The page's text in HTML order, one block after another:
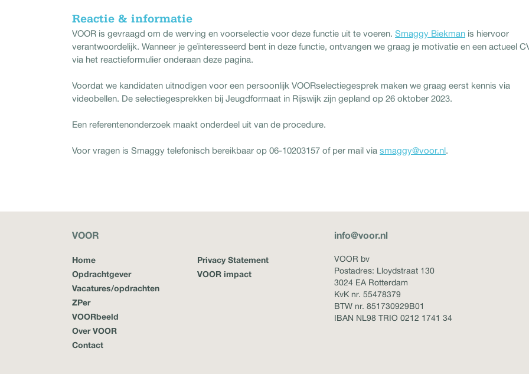
Reactie & informatie
VOOR is gevraagd om de werving en voorselectie voor deze functie uit te voeren. Smaggy Biekman is hiervoor
verantwoordelijk. Wanneer je geïnteresseerd bent in deze functie, ontvangen we graag je motivatie en een actueel
via het reactieformulier onderaan deze pagina.
Voordat we kandidaten uitnodigen voor een persoonlijk VOORselectiegesprek maken we graag eerst kennis via
videobellen. De selectiegesprekken bij Jeugdformaat in Rijswijk zijn gepland op 26 oktober 2023.
Een referentenonderzoek maakt onderdeel uit van de procedure.
Voor vragen is Smaggy telefonisch bereikbaar op 06-10203157 of per mail via smaggy@voor.nl.
VOOR
Home
Opdrachtgever
Vacatures/opdrachten
ZPer
VOORbeeld
Over VOOR
Contact
Privacy Statement
VOOR impact
info@voor.nl
VOOR bv
Postadres: Lloydstraat 130
3024 EA Rotterdam
KvK nr. 55478379
BTW nr. 851730929B01
IBAN NL98 TRIO 0212 1741 34